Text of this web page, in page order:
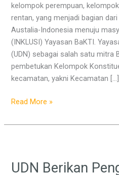
kelompok perempuan,
rentan, yang menjadi bagian
Austalia-Indonesia menuju
(INKLUSI) Yayasan BaKTI.
(UDN) sebagai salah satu mitra
pembetukan Kelompok
kecamatan, yakni Kecamatan […]
Read More »
UDN Berikan
Penguatan